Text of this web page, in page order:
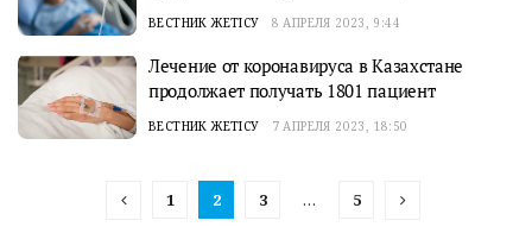
ВЕСТНИК ЖЕТІСУ 8 АПРЕЛЯ 2023, 9:44
Лечение от коронавируса в Казахстане
продолжает получать 1801 пациент
ВЕСТНИК ЖЕТІСУ 7 АПРЕЛЯ 2023, 18:50
1 2 3 … 5